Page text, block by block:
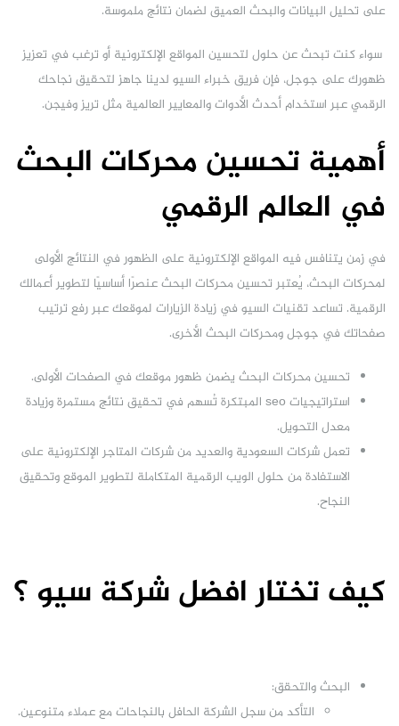
على تحليل البيانات والبحث العميق لضمان نتائج ملموسة.
سواء كنت تبحث عن حلول لتحسين المواقع الإلكترونية أو ترغب في تعزيز
ظهورك على جوجل، فإن فريق خبراء السيو لدينا جاهز لتحقيق نجاحك
الرقمي عبر استخدام أحدث الأدوات والمعايير العالمية مثل تريز وفيجن.
أهمية تحسين محركات البحث
في العالم الرقمي
في زمن يتنافس فيه المواقع الإلكترونية على الظهور في النتائج الأولى
لمحركات البحث، يُعتبر تحسين محركات البحث عنصرًا أساسيًا لتطوير أعمالك
الرقمية. تساعد تقنيات السيو في زيادة الزيارات لموقعك عبر رفع ترتيب
صفحاتك في جوجل ومحركات البحث الأخرى.
تحسين محركات البحث يضمن ظهور موقعك في الصفحات الأولى.
استراتيجيات seo المبتكرة تُسهم في تحقيق نتائج مستمرة وزيادة
معدل التحويل.
تعمل شركات السعودية والعديد من شركات المتاجر الإلكترونية على
الاستفادة من حلول الويب الرقمية المتكاملة لتطوير الموقع وتحقيق
النجاح.
كيف تختار افضل شركة سيو ؟
البحث والتحقق:
التأكد من سجل الشركة الحافل بالنجاحات مع عملاء متنوعين.